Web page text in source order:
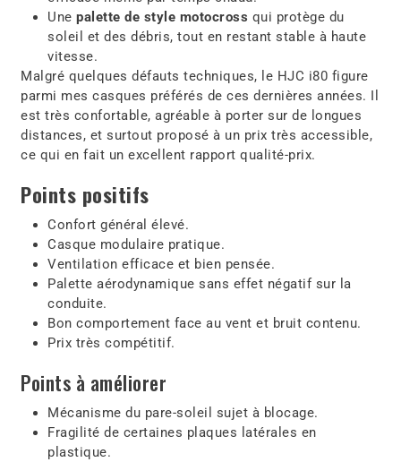
Unepalette de style motocross qui protège du
soleil et des débris, tout en restant stable à haute
vitesse.
Malgré quelques défauts techniques, le HJC i80 figure
parmi mes casques préférés de ces dernières années. Il
est très confortable, agréable à porter sur de longues
distances, et surtout proposé à un prix très accessible,
ce qui en fait un excellent rapport qualité-prix.
Points positifs
Confort général élevé.
Casque modulaire pratique.
Ventilation efficace et bien pensée.
Palette aérodynamique sans effet négatif sur la
conduite.
Bon comportement face au vent et bruit contenu.
Prix très compétitif.
Points à améliorer
Mécanisme du pare-soleil sujet à blocage.
Fragilité de certaines plaques latérales en
plastique.